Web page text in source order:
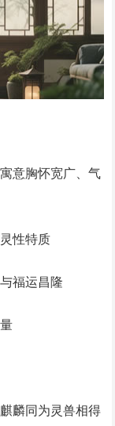
意胸怀宽广、气
性特质‌
福运昌隆‌
麟同为灵兽相得